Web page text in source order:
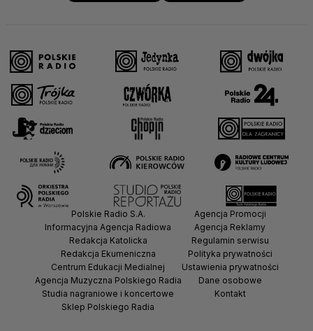
Polskie Radio S.A.
Informacyjna Agencja Radiowa
Redakcja Katolicka
Redakcja Ekumeniczna
Centrum Edukacji Medialnej
Agencja Muzyczna Polskiego Radia
Studia nagraniowe i koncertowe
Sklep Polskiego Radia
Agencja Promocji
Agencja Reklamy
Regulamin serwisu
Polityka prywatności
Ustawienia prywatności
Dane osobowe
Kontakt